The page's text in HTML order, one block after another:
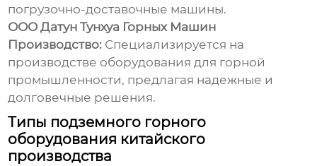
погрузочно-доставочные машины.
ООО Датун Тунхуа Горных Машин
Производство: Специализируется на
производстве оборудования для горной
промышленности, предлагая надежные и
долговечные решения.
Типы подземного горного
оборудования китайского
производства